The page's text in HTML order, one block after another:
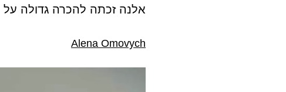
אלנה זכתה להכרה גדולה על
Alena Omovych